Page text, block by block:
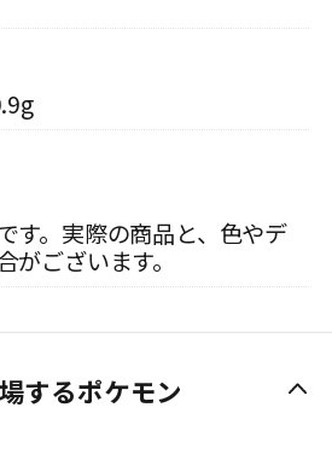
す。実際の商品と、色やデ
がございます。
するポケモン